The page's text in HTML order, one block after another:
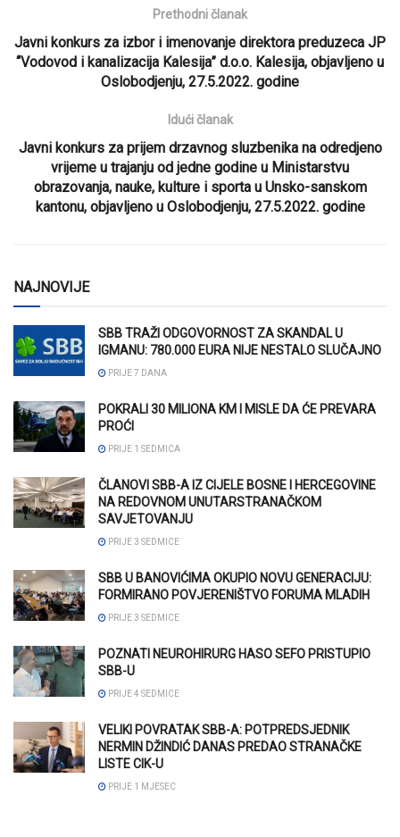
Prethodni članak
Javni konkurs za izbor i imenovanje direktora preduzeca JP
“Vodovod i kanalizacija Kalesija” d.o.o. Kalesija, objavljeno u
Oslobodjenju, 27.5.2022. godine
Idući članak
Javni konkurs za prijem drzavnog sluzbenika na odredjeno
vrijeme u trajanju od jedne godine u Ministarstvu
obrazovanja, nauke, kulture i sporta u Unsko-sanskom
kantonu, objavljeno u Oslobodjenju, 27.5.2022. godine
NAJNOVIJE
SBB TRAŽI ODGOVORNOST ZA SKANDAL U
IGMANU: 780.000 EURA NIJE NESTALO SLUČAJNO
PRIJE 7 DANA
POKRALI 30 MILIONA KM I MISLE DA ĆE PREVARA
PROĆI
PRIJE 1 SEDMICA
ČLANOVI SBB-A IZ CIJELE BOSNE I HERCEGOVINE
NA REDOVNOM UNUTARSTRANAČKOM
SAVJETOVANJU
PRIJE 3 SEDMICE
SBB U BANOVIĆIMA OKUPIO NOVU GENERACIJU:
FORMIRANO POVJERENIŠTVO FORUMA MLADIH
PRIJE 3 SEDMICE
POZNATI NEUROHIRURG HASO SEFO PRISTUPIO
SBB-U
PRIJE 4 SEDMICE
VELIKI POVRATAK SBB-A: POTPREDSJEDNIK
NERMIN DŽINDIĆ DANAS PREDAO STRANAČKE
LISTE CIK-U
PRIJE 1 MJESEC